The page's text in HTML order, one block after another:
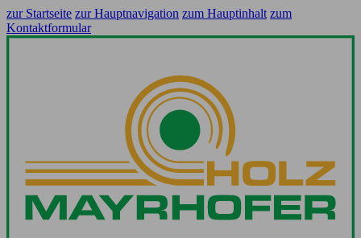
zur Startseite zur Hauptnavigation zum Hauptinhalt zum
Kontaktformular